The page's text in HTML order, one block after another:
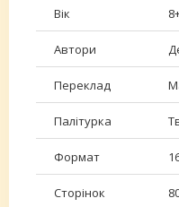
Вік
Автори
Переклад
Палітурка
Формат
Сторінок